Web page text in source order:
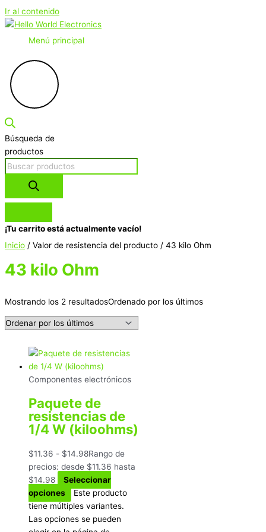
Ir al contenido
Menú principal
Búsqueda de
productos
¡Tu carrito está actualmente vacío!
Inicio / Valor de resistencia del producto / 43 kilo Ohm
43 kilo Ohm
Mostrando los 2 resultadosOrdenado por los últimos
Componentes electrónicos
Paquete de
resistencias de
1/4 W (kiloohms)
$11.36 - $14.98Rango de
precios: desde $11.36 hasta
$14.98
Seleccionar
opciones
Este producto
tiene múltiples variantes.
Las opciones se pueden